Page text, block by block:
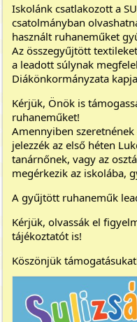
Iskolánk csatlakozott a
csatolmányban
használt ruhaneműket
Az összegyűjtött
a leadott súlynak
Diákönkormányzata
Kérjük, Önök is
ruhaneműket!
Amennyiben
jelezzék az első héten
tanárnőnek, vagy az
megérkezik az iskolába,
A gyűjtött ruhaneműk
Kérjük, olvassák el
tájékoztatót is!
Köszönjük